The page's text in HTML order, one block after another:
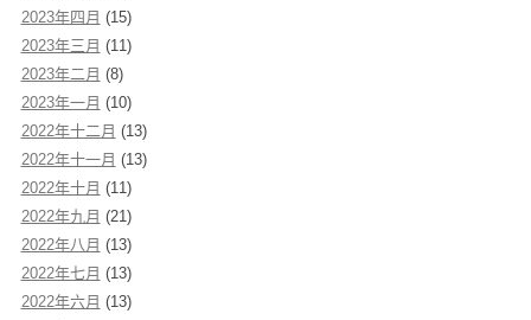
2023年四月 (15)
2023年三月 (11)
2023年二月 (8)
2023年一月 (10)
2022年十二月 (13)
2022年十一月 (13)
2022年十月 (11)
2022年九月 (21)
2022年八月 (13)
2022年七月 (13)
2022年六月 (13)